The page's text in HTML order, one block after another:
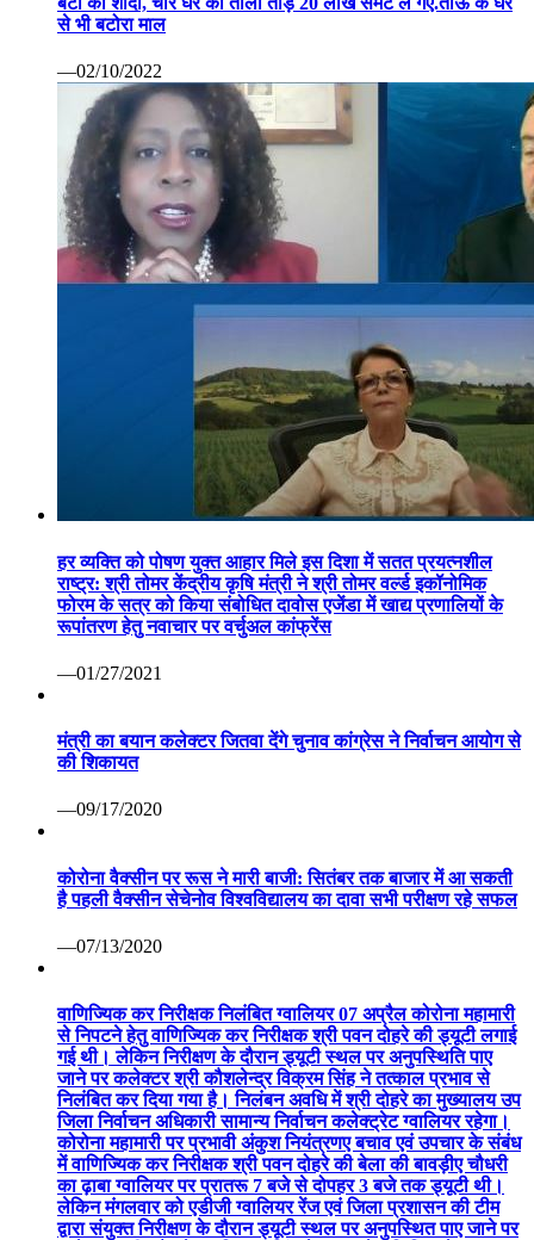
से भी बटोरा माल
—02/10/2022
हर व्यक्ति को पोषण युक्त आहार मिले इस दिशा में सतत प्रयत्नशील
राष्ट्र: श्री तोमर केंद्रीय कृषि मंत्री ने श्री तोमर वर्ल्ड इकॉनोमिक
फोरम के सत्र को किया संबोधित दावोस एजेंडा में खाद्य प्रणालियों के
रूपांतरण हेतु नवाचार पर वर्चुअल कांफ्रेंस
—01/27/2021
मंत्री का बयान कलेक्टर जितवा देंगे चुनाव कांग्रेस ने निर्वाचन आयोग से
की शिकायत
—09/17/2020
कोरोना वैक्सीन पर रूस ने मारी बाजी: सितंबर तक बाजार में आ सकती
है पहली वैक्सीन सेचेनोव विश्वविद्यालय का दावा सभी परीक्षण रहे सफल
—07/13/2020
वाणिज्यिक कर निरीक्षक निलंबित ग्वालियर 07 अप्रैल कोरोना महामारी
से निपटने हेतु वाणिज्यिक कर निरीक्षक श्री पवन दोहरे की ड्यूटी लगाई
गई थी। लेकिन निरीक्षण के दौरान ड्यूटी स्थल पर अनुपस्थिति पाए
जाने पर कलेक्टर श्री कौशलेन्द्र विक्रम सिंह ने तत्काल प्रभाव से
निलंबित कर दिया गया है। निलंबन अवधि में श्री दोहरे का मुख्यालय उप
जिला निर्वाचन अधिकारी सामान्य निर्वाचन कलेक्ट्रेट ग्वालियर रहेगा।
कोरोना महामारी पर प्रभावी अंकुश नियंत्रणए बचाव एवं उपचार के संबंध
में वाणिज्यिक कर निरीक्षक श्री पवन दोहरे की बेला की बावड़ीए चौधरी
का ढ़ाबा ग्वालियर पर प्रातरू 7 बजे से दोपहर 3 बजे तक ड्यूटी थी।
लेकिन मंगलवार को एडीजी ग्वालियर रेंज एवं जिला प्रशासन की टीम
द्वारा संयुक्त निरीक्षण के दौरान ड्यूटी स्थल पर अनुपस्थित पाए जाने पर